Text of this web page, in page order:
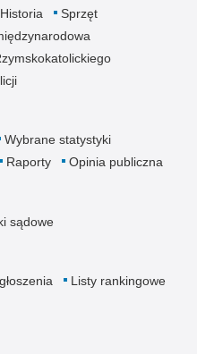
Historia
Sprzęt
Wybrane statystyki
Raporty Opinia publiczna
sądowe
Listy rankingowe